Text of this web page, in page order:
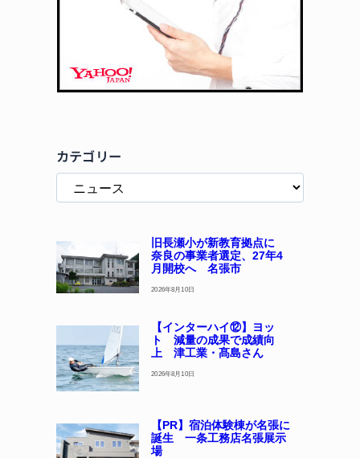
カテゴリー
旧長瀬小が新教育拠点に
奈良の事業者選定、27年4
月開校へ 名張市
2026年8月10日
【インターハイ⑫】ヨッ
ト 減量の成果で成績向
上 津工業・髙島さん
2026年8月10日
【PR】宿泊体験棟が名張に
誕生 一条工務店名張展示
場